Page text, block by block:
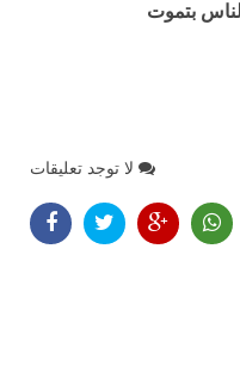
بتموت
لا توجد تعليقات